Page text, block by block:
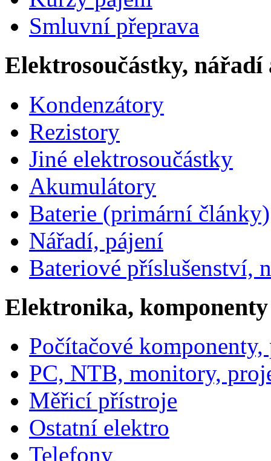
Smluvní přeprava
Elektrosoučástky, nářadí
Kondenzátory
Rezistory
Jiné elektrosoučástky
Akumulátory
Baterie (primární články)
Nářadí, pájení
Bateriové příslušenství,
Elektronika, komponenty
Počítačové
PC, NTB, monitory,
Měřicí přístroje
Ostatní elektro
Telefony